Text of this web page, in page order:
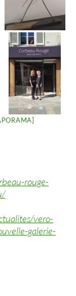
rouge-
vero-
galerie-